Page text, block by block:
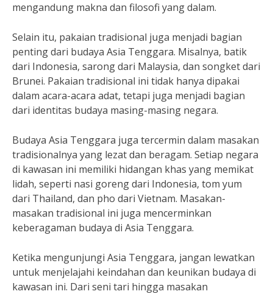
mengandung makna dan filosofi yang dalam.
Selain itu, pakaian tradisional juga menjadi bagian
penting dari budaya Asia Tenggara. Misalnya, batik
dari Indonesia, sarong dari Malaysia, dan songket dari
Brunei. Pakaian tradisional ini tidak hanya dipakai
dalam acara-acara adat, tetapi juga menjadi bagian
dari identitas budaya masing-masing negara.
Budaya Asia Tenggara juga tercermin dalam masakan
tradisionalnya yang lezat dan beragam. Setiap negara
di kawasan ini memiliki hidangan khas yang memikat
lidah, seperti nasi goreng dari Indonesia, tom yum
dari Thailand, dan pho dari Vietnam. Masakan-
masakan tradisional ini juga mencerminkan
keberagaman budaya di Asia Tenggara.
Ketika mengunjungi Asia Tenggara, jangan lewatkan
untuk menjelajahi keindahan dan keunikan budaya di
kawasan ini. Dari seni tari hingga masakan